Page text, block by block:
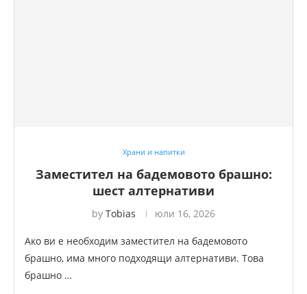
Храни и напитки
Заместител на бадемовото брашно:
шест алтернативи
by Tobias юли 16, 2026
Ако ви е необходим заместител на бадемовото
брашно, има много подходящи алтернативи. Това
брашно …